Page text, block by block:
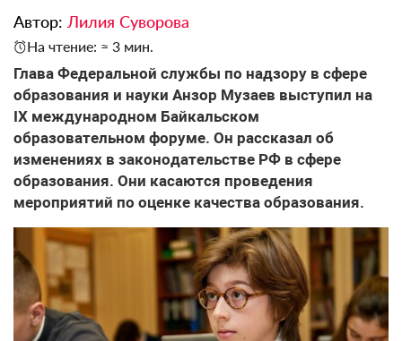
Автор: Лилия Суворова
На чтение: ≈ 3 мин.
Глава Федеральной службы по надзору в сфере
образования и науки Анзор Музаев выступил на
IX международном Байкальском
образовательном форуме. Он рассказал об
изменениях в законодательстве РФ в сфере
образования. Они касаются проведения
мероприятий по оценке качества образования.